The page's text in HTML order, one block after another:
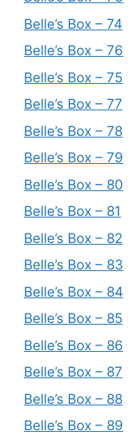
Belle’s Box – 74
Belle’s Box – 76
Belle’s Box – 75
Belle’s Box – 77
Belle’s Box – 78
Belle’s Box – 79
Belle’s Box – 80
Belle’s Box – 81
Belle’s Box – 82
Belle’s Box – 83
Belle’s Box – 84
Belle’s Box – 85
Belle’s Box – 86
Belle’s Box – 87
Belle’s Box – 88
Belle’s Box – 89